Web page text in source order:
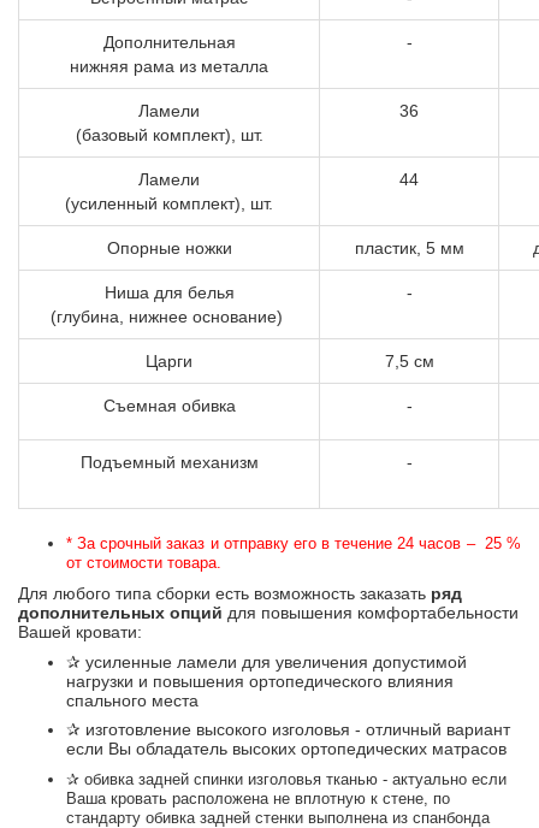
Дополнительная
нижняя рама из металла
-
Ламели
(базовый комплект), шт.
36
Ламели
(усиленный комплект), шт.
44
Опорные ножки пластик, 5 мм
Ниша для белья
(глубина, нижнее основание)
-
Царги 7,5 см
Съемная обивка -
Подъемный механизм -
* За срочный заказ и отправку его в течение 24 часов – 25 %
от стоимости товара.
Для любого типа сборки есть возможность заказать ряд
дополнительных опций для повышения комфортабельности
Вашей кровати:
✰ усиленные ламели для увеличения допустимой
нагрузки и повышения ортопедического влияния
спального места
✰ изготовление высокого изголовья - отличный вариант
если Вы обладатель высоких ортопедических матрасов
✰ обивка задней спинки изголовья тканью - актуально если
Ваша кровать расположена не вплотную к стене, по
стандарту обивка задней стенки выполнена из спанбонда